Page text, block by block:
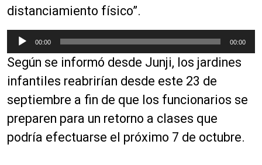
distanciamiento físico”.
e
p
r
d
u
c
t
00:00 00:00
Según se informó desde Junji, los jardines
infantiles reabrirían desde este 23 de
septiembre a fin de que los funcionarios se
preparen para un retorno a clases que
podría efectuarse el próximo 7 de octubre.